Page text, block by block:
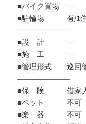
■バイク置場 ―
■駐輪場 有/1住
―――――――
■設 計 ―
■施 工 ―
■管理形式 巡回
―――――――
■保 険 借家人賠
■ペット 不可
■楽 器 不可